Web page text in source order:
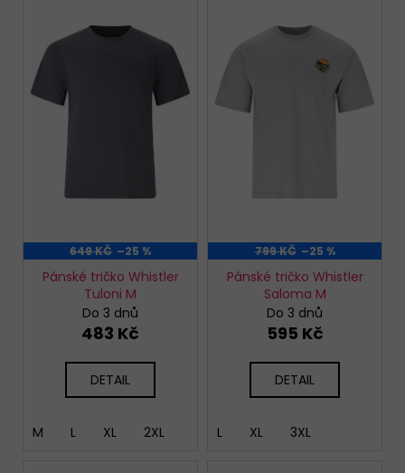
t
ů
649 KČ –25 %
Pánské tričko Whistler
Tuloni M
Do 3 dnů
483 Kč
DETAIL
M L XL 2XL
799 KČ –25 %
Pánské tričko Whistler
Saloma M
Do 3 dnů
595 Kč
DETAIL
L XL 3XL